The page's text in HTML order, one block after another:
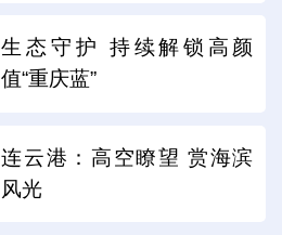
生态守护 持续解锁高颜
值“重庆蓝”
连云港：高空瞭望 赏海滨
风光